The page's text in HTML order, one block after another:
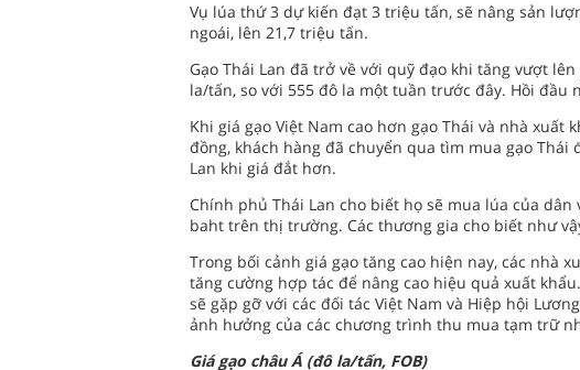
Vụ lúa thứ 3 dự kiến đạt 3 triệu tấn, sẽ nâng sản
ngoái, lên 21,7 triệu tấn.
Gạo Thái Lan đã trở về với quỹ đạo khi tăng vượt
la/tấn, so với 555 đô la một tuần trước đây. Hồi đầu
Khi giá gạo Việt Nam cao hơn gạo Thái và nhà
đồng, khách hàng đã chuyển qua tìm mua gạo
Lan khi giá đắt hơn.
Chính phủ Thái Lan cho biết họ sẽ mua lúa của
baht trên thị trường. Các thương gia cho biết như
Trong bối cảnh giá gạo tăng cao hiện nay, các nhà
tăng cường hợp tác để nâng cao hiệu quả xuất khẩu.
sẽ gặp gỡ với các đối tác Việt Nam và Hiệp hội
ảnh hưởng của các chương trình thu mua tạm trữ
Giá gạo châu Á (đô la/tấn, FOB)